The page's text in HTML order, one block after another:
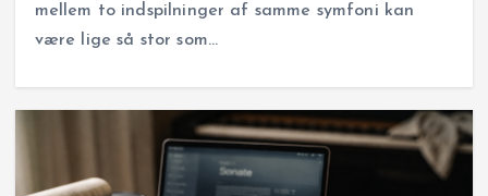
mellem to indspilninger af samme symfoni kan
være lige så stor som…